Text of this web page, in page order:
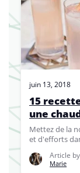
juin 13, 2018
15
une
Mettez de la
et d'efforts
Article by
Marie